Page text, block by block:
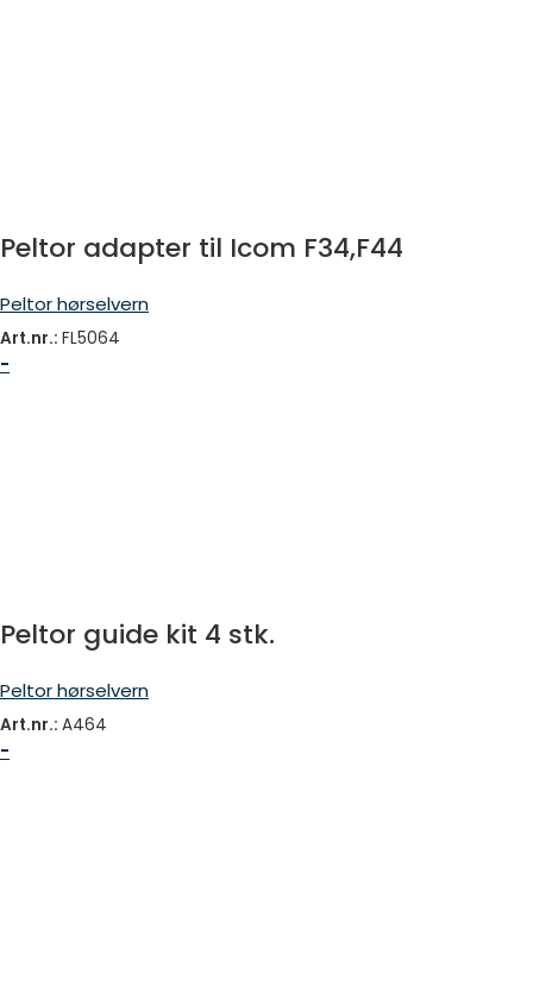
Peltor adapter til Icom F34,F44
Peltor hørselvern
Art.nr.: FL5064
-
Peltor guide kit 4 stk.
Peltor hørselvern
Art.nr.: A464
-